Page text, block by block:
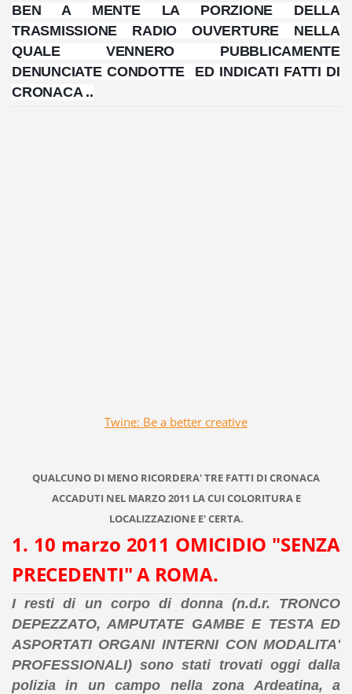
BEN A MENTE LA PORZIONE DELLA
TRASMISSIONE RADIO OUVERTURE NELLA
QUALE VENNERO PUBBLICAMENTE
DENUNCIATE CONDOTTE ED INDICATI FATTI DI
CRONACA ..
Twine: Be a better creative
QUALCUNO DI MENO RICORDERA' TRE FATTI DI CRONACA
ACCADUTI NEL MARZO 2011 LA CUI COLORITURA E
LOCALIZZAZIONE E' CERTA.
1. 10 marzo 2011 OMICIDIO "SENZA
PRECEDENTI" A ROMA.
I resti di un corpo di donna (n.d.r. TRONCO
DEPEZZATO, AMPUTATE GAMBE E TESTA ED
ASPORTATI ORGANI INTERNI CON MODALITA'
PROFESSIONALI) sono stati trovati oggi dalla
polizia in un campo nella zona Ardeatina, a